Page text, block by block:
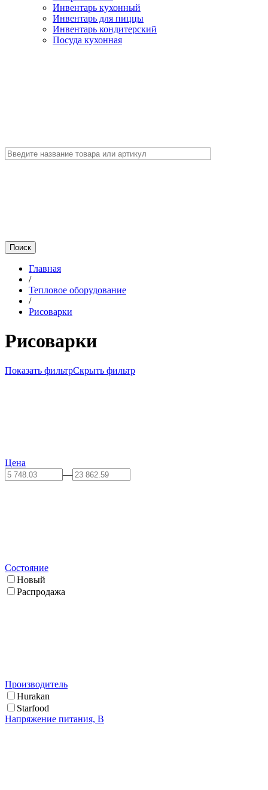
Инвентарь кухонный
Инвентарь для пиццы
Инвентарь кондитерский
Посуда кухонная
Главная
/
Тепловое оборудование
/
Рисоварки
Рисоварки
Показать фильтрСкрыть фильтр
Цена
—
Состояние
Новый
Распродажа
Производитель
Hurakan
Starfood
Напряжение питания, В